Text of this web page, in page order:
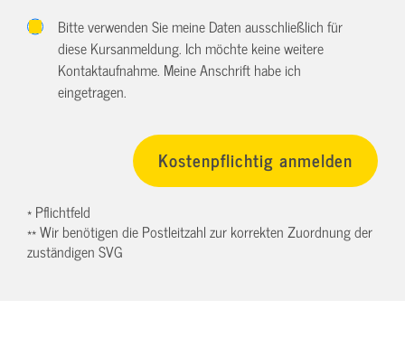
Bitte verwenden Sie meine Daten ausschließlich für
diese Kursanmeldung. Ich möchte keine weitere
Kontaktaufnahme. Meine Anschrift habe ich
eingetragen.
* Pflichtfeld
** Wir benötigen die Postleitzahl zur korrekten Zuordnung der
zuständigen SVG